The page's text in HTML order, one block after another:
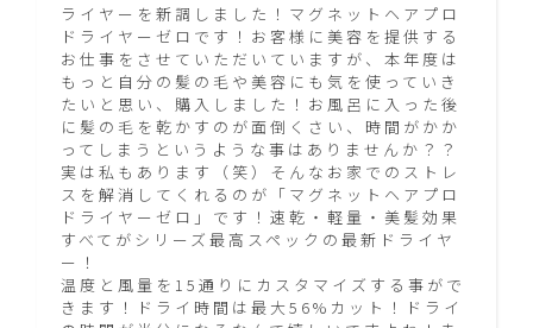
ライヤーを新調しました！マグネットヘアプロ
ドライヤーゼロです！お客様に美容を提供する
お仕事をさせていただいていますが、本年度は
もっと自分の髪の毛や美容にも気を使っていき
たいと思い、購入しました！お風呂に入った後
に髪の毛を乾かすのが面倒くさい、時間がかか
ってしまうというような事はありませんか？？
実は私もあります（笑）そんなお家でのストレ
スを解消してくれるのが「マグネットヘアプロ
ドライヤーゼロ」です！速乾・軽量・美髪効果
すべてがシリーズ最高スペックの最新ドライヤ
ー！
温度と風量を15通りにカスタマイズする事がで
きます！ドライ時間は最大56%カット！ドライ